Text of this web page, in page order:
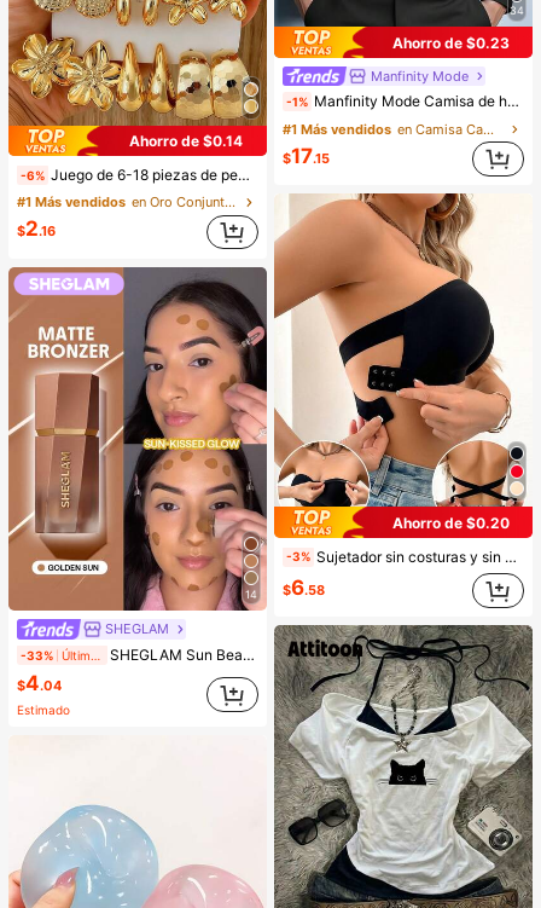
Ahorro de $0.14
-6% Juego de 6-18 piezas de pendientes dorados para mujer, moda para fiestas, viajes y vacaciones, regalo de compromiso, adecuado para diversas ocasiones, (hecho de material compuesto CCB de baja alergia y no desvanecimiento), regalo para ella
#1 Más vendidos
en Oro Conjuntos de Aretes para Mujeres
$2.16
14
SHEGLAM
-33% SHEGLAM Sun Beam Bronceador LíQuido Mate-Golden Sun Marca De Belleza CosméTica Maquillaje Para Mujeres Y NiñAs
$4.04
Estimado
34
Ahorro de $0.23
Manfinity Mode
-1% Manfinity Mode Camisa de hombre negra de invierno básica casual de negocios para oficina con cuello alto, unicolor, botones y manga larga, camisa formal estilo Old Money de otoño para ir al trabajo y ceremonias
#1 Más vendidos
en Camisa Camisas de hombre
$17.15
Ahorro de $0.20
-3% Sujetador sin costuras y sin aros para mujer, sexy con laterales antideslizantes, almohadillas extraíbles y espalda cruzada, sin tirantes, comodidad todo el día
$6.58